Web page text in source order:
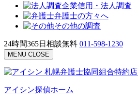
企業信用・法人調査
弁護士の方々へ
その他の調査
24時間365日相談無料 011-598-1230
MENU CLOSE
札幌弁護士協同組合特約店
アイシン探偵ホーム